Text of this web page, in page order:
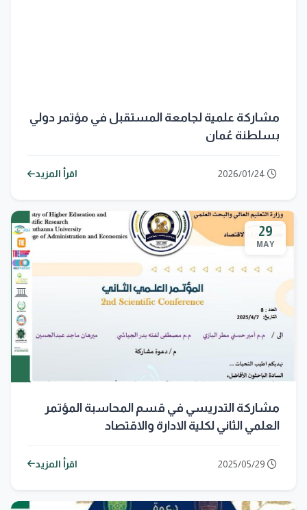
مشاركة علمية لجامعة المستقبل في مؤتمر دولي
بسلطنة عُمان
اقرأ المزيد
29
MAY
مشاركة التدريسي في قسم المحاسبة المؤتمر
العلمي الثاني لكلية الادارة والاقتصاد
اقرأ المزيد